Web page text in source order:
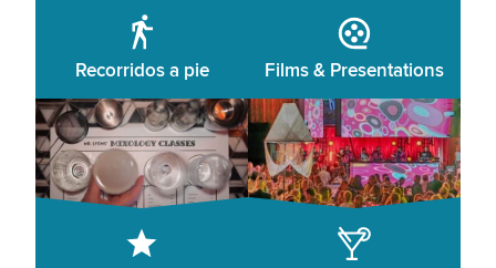
Recorridos a pie Films & Presentations